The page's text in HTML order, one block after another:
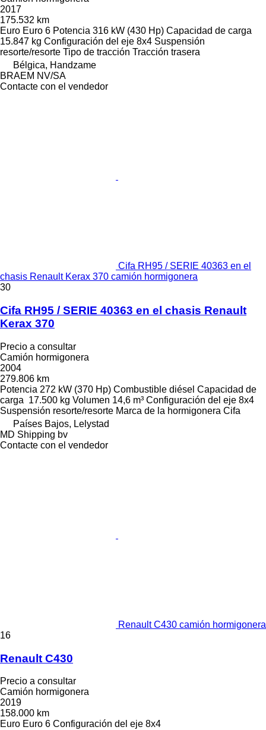
2017
175.532 km
Euro Euro 6 Potencia 316 kW (430 Hp) Capacidad de carga
15.847 kg Configuración del eje 8x4 Suspensión
resorte/resorte Tipo de tracción Tracción trasera
Bélgica, Handzame
BRAEM NV/SA
Contacte con el vendedor
Cifa RH95 / SERIE 40363 en el
chasis Renault Kerax 370 camión hormigonera
30
Cifa RH95 / SERIE 40363 en el chasis Renault
Kerax 370
Precio a consultar
Camión hormigonera
2004
279.806 km
Potencia 272 kW (370 Hp) Combustible diésel Capacidad de
carga 17.500 kg Volumen 14,6 m³ Configuración del eje 8x4
Suspensión resorte/resorte Marca de la hormigonera Cifa
Países Bajos, Lelystad
MD Shipping bv
Contacte con el vendedor
Renault C430 camión hormigonera
16
Renault C430
Precio a consultar
Camión hormigonera
2019
158.000 km
Euro Euro 6 Configuración del eje 8x4